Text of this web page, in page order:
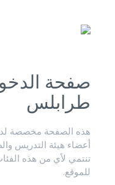
صفحة
طرابلس
هذه الصفحة مخصصة
أعضاء هيئة التدريس
تنتمي لأي من هذه
للموقع.